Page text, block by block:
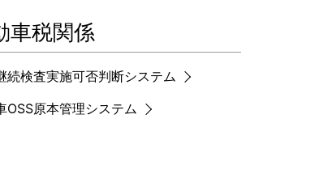
車税関係
続検査実施可否判断システム
OSS原本管理システム